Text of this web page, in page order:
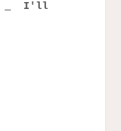
I'll